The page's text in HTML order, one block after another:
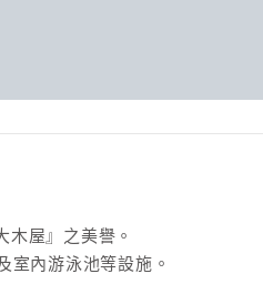
木屋』之美譽。
室內游泳池等設施。